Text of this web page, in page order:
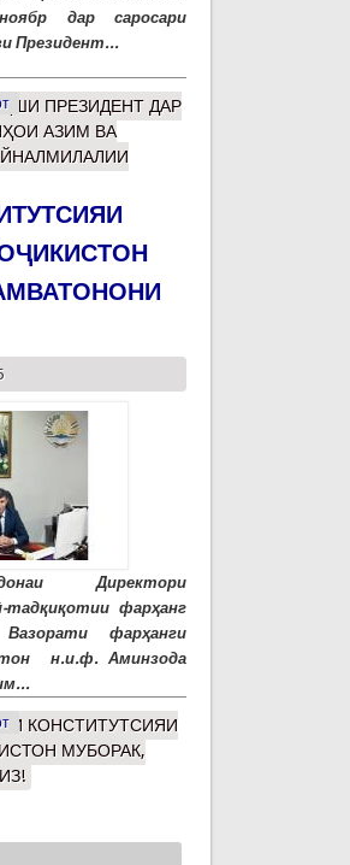
дар саросари
Президент...
ПРЕЗИДЕНТ ДАР
АЗИМ ВА
Директори
тадқиқотии фарҳанг
фарҳанги
н.и.ф. Аминзода
КОНСТИТУТСИЯИ
МУБОРАК,